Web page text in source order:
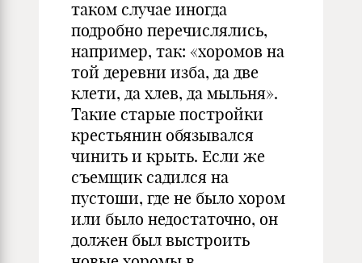
таком случае иногда
подробно перечисля­лись,
например, так: «хоромов на
той деревни изба, да две
клети, да хлев, да мыльня».
Такие старые постройки
крестьянин обязывался
чинить и крыть. Если же
съемщик садился на
пустоши, где не было хором
или было недостаточно, он
должен был выстроить